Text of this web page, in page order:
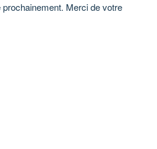
Merci de votre